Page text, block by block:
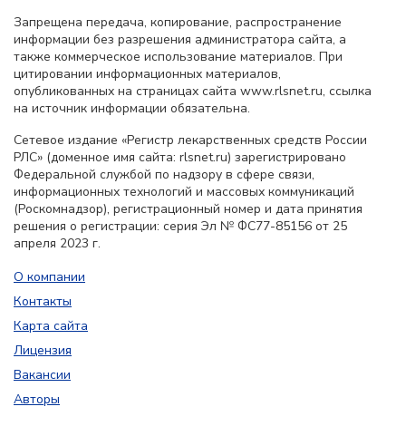
Запрещена передача, копирование, распространение
информации без разрешения администратора сайта, а
также коммерческое использование материалов. При
цитировании информационных материалов,
опубликованных на страницах сайта www.rlsnet.ru, ссылка
на источник информации обязательна.
Сетевое издание «Регистр лекарственных средств России
РЛС» (доменное имя сайта: rlsnet.ru) зарегистрировано
Федеральной службой по надзору в сфере связи,
информационных технологий и массовых коммуникаций
(Роскомнадзор), регистрационный номер и дата принятия
решения о регистрации: серия Эл № ФС77-85156 от 25
апреля 2023 г.
О компании
Контакты
Карта сайта
Лицензия
Вакансии
Авторы